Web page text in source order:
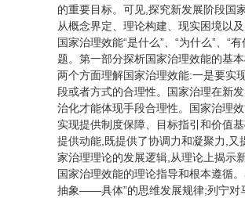
的重要目标。可见,探究新发展阶段国
从概念界定、理论构建、现实困境以
国家治理效能“是什么”、“为什么”、“
题。第一部分探析国家治理效能的基
两个方面理解国家治理效能:一是要实
段或者方式的合理性。国家治理在新
治化才能体现手段合理性。国家治理
实现提供制度保障、目标指引和价值
提供动能,既提供了协调力和凝聚力,
家治理理论的发展逻辑,从理论上揭示
国家治理效能的理论指导和根本遵循
抽象——具体”的思维发展规律;列宁对